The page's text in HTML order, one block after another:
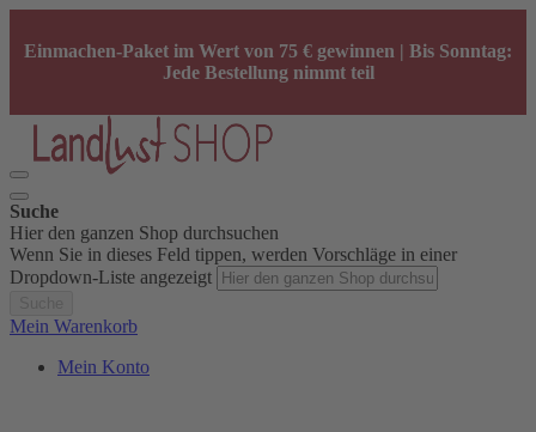
Einmachen-Paket im Wert von 75 € gewinnen | Bis Sonntag:
Jede Bestellung nimmt teil
Suche
Hier den ganzen Shop durchsuchen
Wenn Sie in dieses Feld tippen, werden Vorschläge in einer
Dropdown-Liste angezeigt
Mein Warenkorb
Mein Konto